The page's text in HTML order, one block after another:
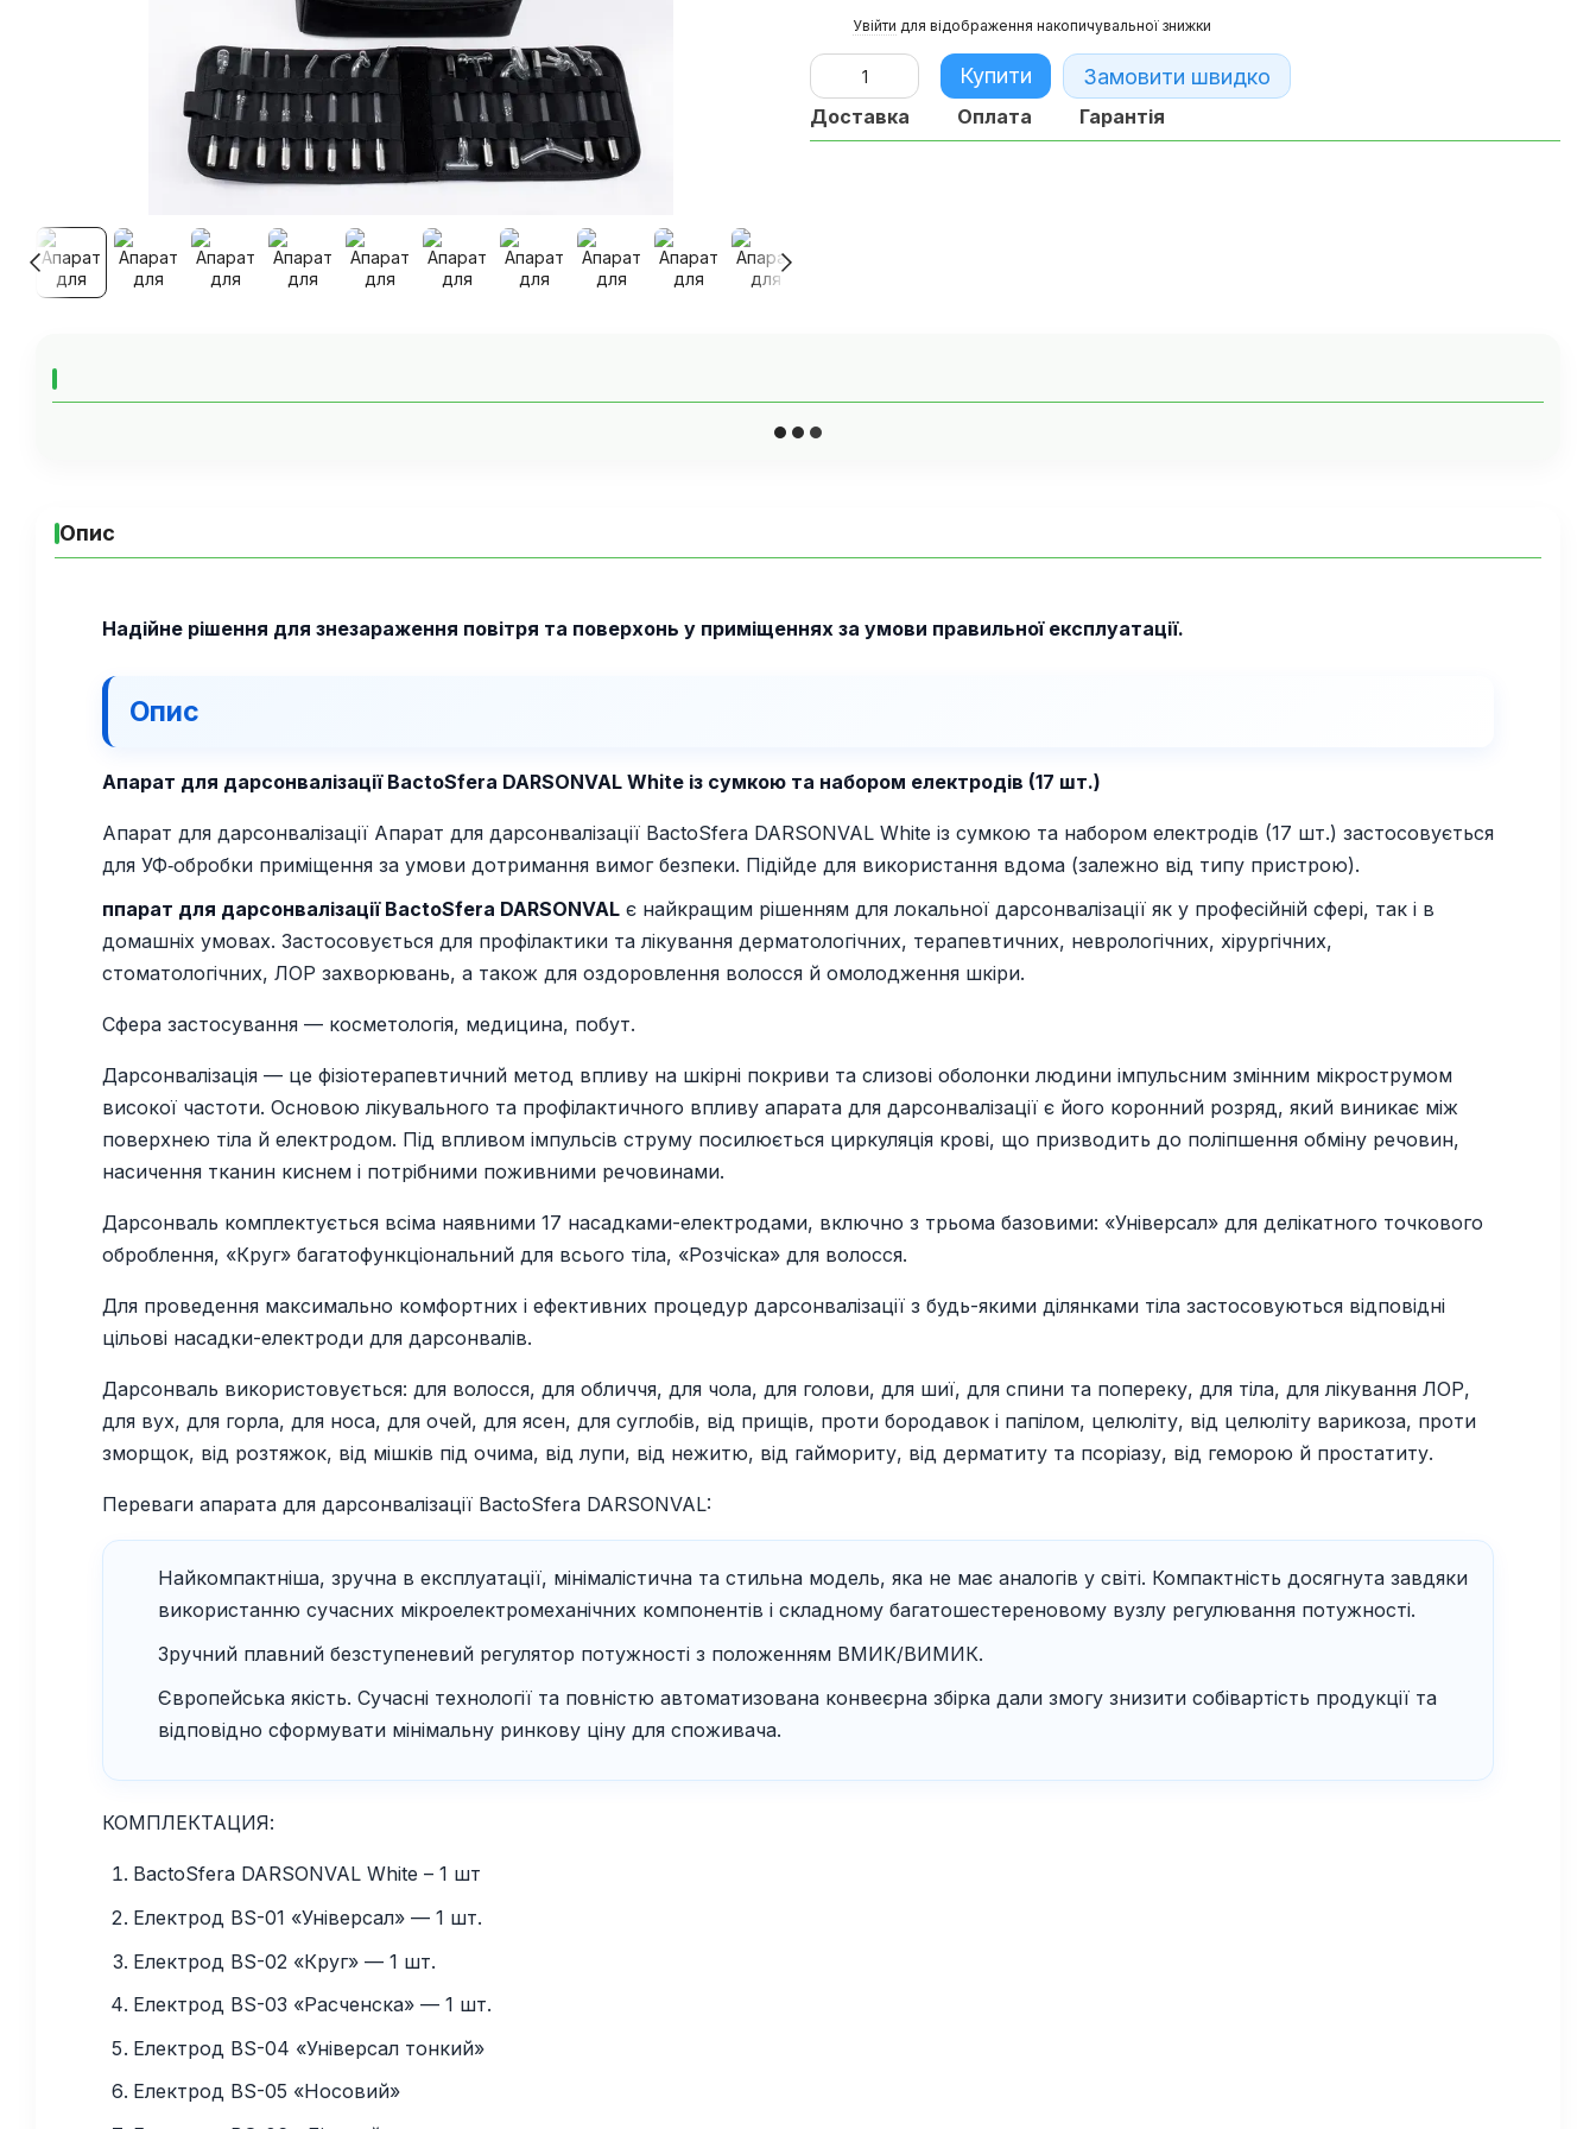
Увійти для відображення накопичувальної знижки
Купити Замовити швидко
Доставка Оплата Гарантія
Опис
Надійне рішення для знезараження повітря та поверхонь у приміщеннях за умови правильної експлуатації.
Опис
Апарат для дарсонвалізації BactoSfera DARSONVAL White із сумкою та набором електродів (17 шт.)
Апарат для дарсонвалізації Апарат для дарсонвалізації BactoSfera DARSONVAL White із сумкою та набором електродів (17 шт.) застосовується
для УФ‑обробки приміщення за умови дотримання вимог безпеки. Підійде для використання вдома (залежно від типу пристрою).
ппарат для дарсонвалізації BactoSfera DARSONVAL є найкращим рішенням для локальної дарсонвалізації як у професійній сфері, так і в
домашніх умовах. Застосовується для профілактики та лікування дерматологічних, терапевтичних, неврологічних, хірургічних,
стоматологічних, ЛОР захворювань, а також для оздоровлення волосся й омолодження шкіри.
Сфера застосування — косметологія, медицина, побут.
Дарсонвалізація — це фізіотерапевтичний метод впливу на шкірні покриви та слизові оболонки людини імпульсним змінним мікрострумом
високої частоти. Основою лікувального та профілактичного впливу апарата для дарсонвалізації є його коронний розряд, який виникає між
поверхнею тіла й електродом. Під впливом імпульсів струму посилюється циркуляція крові, що призводить до поліпшення обміну речовин,
насичення тканин киснем і потрібними поживними речовинами.
Дарсонваль комплектується всіма наявними 17 насадками-електродами, включно з трьома базовими: «Універсал» для делікатного точкового
оброблення, «Круг» багатофункціональний для всього тіла, «Розчіска» для волосся.
Для проведення максимально комфортних і ефективних процедур дарсонвалізації з будь-якими ділянками тіла застосовуються відповідні
цільові насадки-електроди для дарсонвалів.
Дарсонваль використовується: для волосся, для обличчя, для чола, для голови, для шиї, для спини та попереку, для тіла, для лікування ЛОР,
для вух, для горла, для носа, для очей, для ясен, для суглобів, від прищів, проти бородавок і папілом, целюліту, від целюліту варикоза, проти
зморщок, від розтяжок, від мішків під очима, від лупи, від нежитю, від гаймориту, від дерматиту та псоріазу, від геморою й простатиту.
Переваги апарата для дарсонвалізації BactoSfera DARSONVAL:
Найкомпактніша, зручна в експлуатації, мінімалістична та стильна модель, яка не має аналогів у світі. Компактність досягнута завдяки
використанню сучасних мікроелектромеханічних компонентів і складному багатошестереновому вузлу регулювання потужності.
Зручний плавний безступеневий регулятор потужності з положенням ВМИК/ВИМИК.
Європейська якість. Сучасні технології та повністю автоматизована конвеєрна збірка дали змогу знизити собівартість продукції та
відповідно сформувати мінімальну ринкову ціну для споживача.
КОМПЛЕКТАЦИЯ:
BactoSfera DARSONVAL White – 1 шт
Електрод BS-01 «Універсал» — 1 шт.
Електрод BS-02 «Круг» — 1 шт.
Електрод BS-03 «Расченска» — 1 шт.
Електрод BS-04 «Універсал тонкий»
Електрод BS-05 «Носовий»